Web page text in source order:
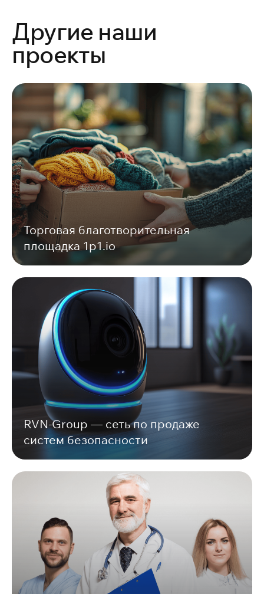
Другие наши
проекты
Торговая благотворительная
площадка 1p1.io
RVN-Group — сеть по продаже
систем безопасности